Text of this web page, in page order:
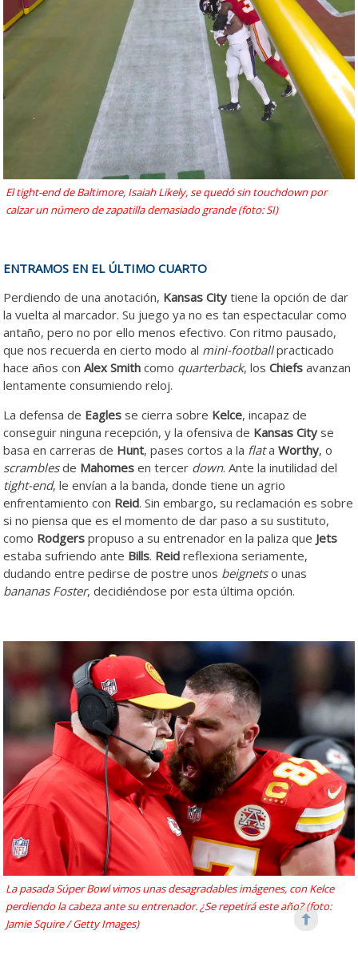
El tight-end de Baltimore, Isaiah Likely, se quedó sin touchdown por
calzar un número de zapatilla demasiado grande (foto: SI)
ENTRAMOS EN EL ÚLTIMO CUARTO
Perdiendo de una anotación, Kansas City tiene la opción de dar
la vuelta al marcador. Su juego ya no es tan espectacular como
antaño, pero no por ello menos efectivo. Con ritmo pausado,
que nos recuerda en cierto modo al mini-footballpracticado
hace años conAlex Smith como quarterback, losChiefs avanzan
lentamente consumiendo reloj.
La defensa de Eagles se cierra sobre Kelce, incapaz de
conseguir ninguna recepción, y la ofensiva de Kansas City se
basa en carreras de Hunt, pases cortos a la flataWorthy, o
scramblesde Mahomes en tercer down. Ante la inutilidad del
tight-end, le envían a la banda, donde tiene un agrio
enfrentamiento con Reid. Sin embargo, su reclamación es sobre
si no piensa que es el momento de dar paso a su sustituto,
como Rodgers propuso a su entrenador en la paliza que Jets
estaba sufriendo ante Bills. Reid reflexiona seriamente,
dudando entre pedirse de postre unos beignetso unas
bananas Foster, decidiéndose por esta última opción.
La pasada Súper Bowl vimos unas desagradables imágenes, con Kelce
perdiendo la cabeza ante su entrenador. ¿Se repetirá este año? (foto:
Jamie Squire / Getty Images)